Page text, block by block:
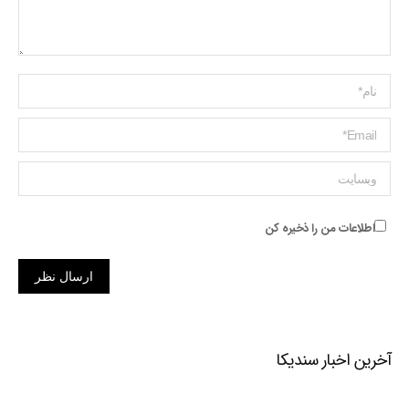
Name *
ایمیل *
وبسایت
اطلاعات من را ذخیره کن
ارسال نظر
آخرین اخبار سندیکا